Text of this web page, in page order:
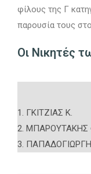
φίλους της Γ
παρουσία τους στο
Οι Νικητές
1. ΓΚΙΤΖΙΑΣ Κ.
2. ΜΠΑΡΟΥΤΑΚΗΣ
3.